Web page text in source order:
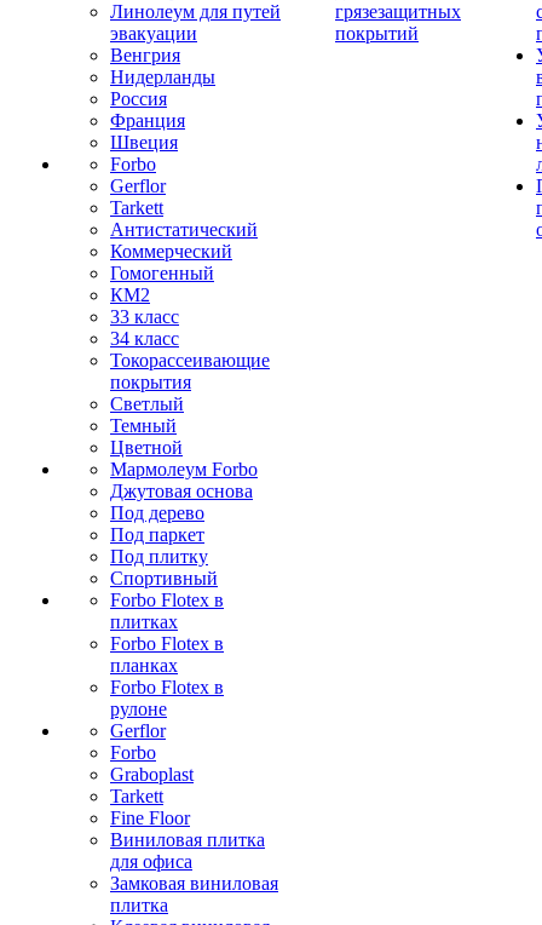
Линолеум для путей
эвакуации
Венгрия
Нидерланды
Россия
Франция
Швеция
Forbo
Gerflor
Tarkett
Антистатический
Коммерческий
Гомогенный
КМ2
33 класс
34 класс
Токорассеивающие
покрытия
Светлый
Темный
Цветной
Мармолеум Forbo
Джутовая основа
Под дерево
Под паркет
Под плитку
Спортивный
Forbo Flotex в
плитках
Forbo Flotex в
планках
Forbo Flotex в
рулоне
Gerflor
Forbo
Graboplast
Tarkett
Fine Floor
Виниловая плитка
для офиса
Замковая виниловая
плитка
грязезащитных
покрытий